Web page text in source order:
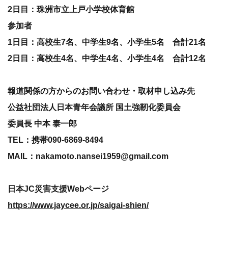
2日目：珠洲市立上戸小学校体育館
参加者
1日目：高校生7名、中学生9名、小学生5名 合計21名
2日目：高校生4名、中学生4名、小学生4名 合計12名
報道関係の方からのお問い合わせ・取材申し込み先
公益社団法人日本青年会議所 国土強靭化委員会
委員長 中本 泰一郎
TEL：携帯090-6869-8494
MAIL：nakamoto.nansei1959@gmail.com
日本JC災害支援Webページ
https://www.jaycee.or.jp/saigai-shien/